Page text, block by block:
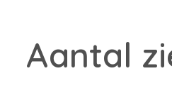
Aantal